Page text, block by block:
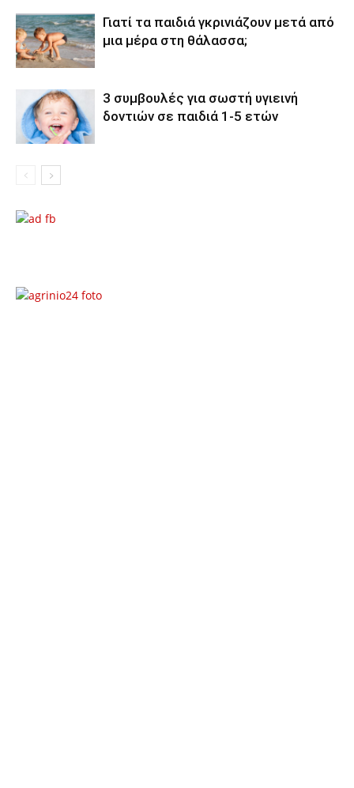
Γιατί τα παιδιά γκρινιάζουν μετά από
μια μέρα στη θάλασσα;
3 συμβουλές για σωστή υγιεινή
δοντιών σε παιδιά 1-5 ετών